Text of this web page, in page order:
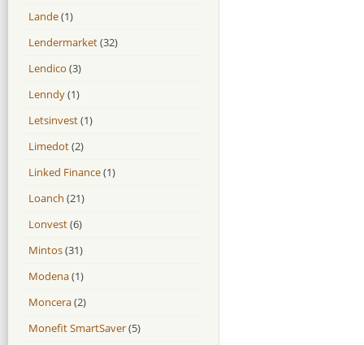
Lande(1)
Lendermarket(32)
Lendico (3)
Lenndy(1)
Letsinvest(1)
Limedot(2)
Linked Finance(1)
Loanch (21)
Lonvest(6)
Mintos(31)
Modena(1)
Moncera(2)
Monefit SmartSaver(5)